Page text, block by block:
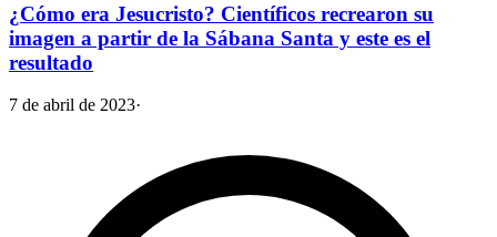
¿Cómo era Jesucristo? Científicos recrearon su
imagen a partir de la Sábana Santa y este es el
resultado
7 de abril de 2023·